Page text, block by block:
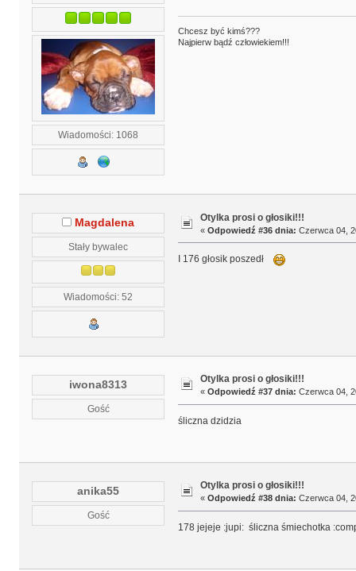
Wiadomości: 1068
Chcesz być kimś???
Najpierw bądź człowiekiem!!!
Magdalena
Stały bywalec
Wiadomości: 52
Otylka prosi o głosiki!!!
« Odpowiedź #36 dnia: Czerwca 04,
I 176 głosik poszedł
iwona8313
Gość
Otylka prosi o głosiki!!!
« Odpowiedź #37 dnia: Czerwca 04,
śliczna dzidzia
anika55
Gość
Otylka prosi o głosiki!!!
« Odpowiedź #38 dnia: Czerwca 04,
178 jejeje :jupi: śliczna śmiechotka